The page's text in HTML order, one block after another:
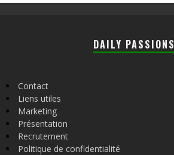
DAILY PASSIONS
Contact
Liens utiles
Marketing
Présentation
Recrutement
Politique de confidentialité